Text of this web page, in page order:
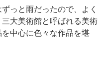
っと雨だったので、よく
大美術館と呼ばれる美術
中心に色々な作品を堪